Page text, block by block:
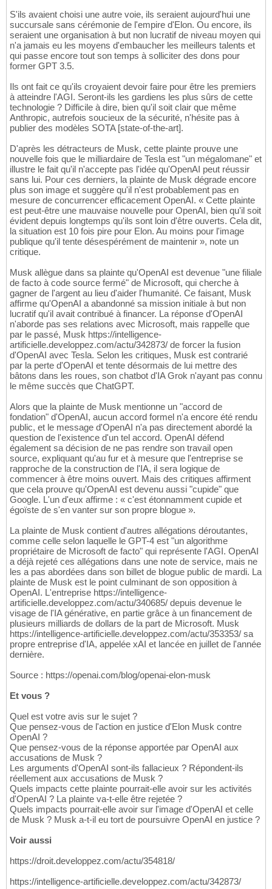
S'ils avaient choisi une autre voie, ils seraient aujourd'hui une
succursale sans cérémonie de l'empire d'Elon. Ou encore, ils
seraient une organisation à but non lucratif de niveau moyen qui
n'a jamais eu les moyens d'embaucher les meilleurs talents et
qui passe encore tout son temps à solliciter des dons pour
former GPT 3.5.
Ils ont fait ce qu'ils croyaient devoir faire pour être les premiers
à atteindre l'AGI. Seront-ils les gardiens les plus sûrs de cette
technologie ? Difficile à dire, bien qu'il soit clair que même
Anthropic, autrefois soucieux de la sécurité, n'hésite pas à
publier des modèles SOTA [state-of-the-art].
D'après les détracteurs de Musk, cette plainte prouve une
nouvelle fois que le milliardaire de Tesla est "un mégalomane" et
illustre le fait qu'il n'accepte pas l'idée qu'OpenAI peut réussir
sans lui. Pour ces derniers, la plainte de Musk dégrade encore
plus son image et suggère qu'il n'est probablement pas en
mesure de concurrencer efficacement OpenAI. « Cette plainte
est peut-être une mauvaise nouvelle pour OpenAI, bien qu'il soit
évident depuis longtemps qu'ils sont loin d'être ouverts. Cela dit,
la situation est 10 fois pire pour Elon. Au moins pour l'image
publique qu'il tente désespérément de maintenir », note un
critique.
Musk allègue dans sa plainte qu'OpenAI est devenue "une filiale
de facto à code source fermé" de Microsoft, qui cherche à
gagner de l'argent au lieu d'aider l'humanité. Ce faisant, Musk
affirme qu'OpenAI a abandonné sa mission initiale à but non
lucratif qu'il avait contribué à financer. La réponse d'OpenAI
n'aborde pas ses relations avec Microsoft, mais rappelle que
par le passé, Musk https://intelligence-
artificielle.developpez.com/actu/342873/ de forcer la fusion
d'OpenAI avec Tesla. Selon les critiques, Musk est contrarié
par la perte d'OpenAI et tente désormais de lui mettre des
bâtons dans les roues, son chatbot d'IA Grok n'ayant pas connu
le même succès que ChatGPT.
Alors que la plainte de Musk mentionne un "accord de
fondation" d'OpenAI, aucun accord formel n'a encore été rendu
public, et le message d'OpenAI n'a pas directement abordé la
question de l'existence d'un tel accord. OpenAI défend
également sa décision de ne pas rendre son travail open
source, expliquant qu'au fur et à mesure que l'entreprise se
rapproche de la construction de l'IA, il sera logique de
commencer à être moins ouvert. Mais des critiques affirment
que cela prouve qu'OpenAI est devenu aussi "cupide" que
Google. L'un d'eux affirme : « c'est étonnamment cupide et
égoïste de s'en vanter sur son propre blogue ».
La plainte de Musk contient d'autres allégations déroutantes,
comme celle selon laquelle le GPT-4 est "un algorithme
propriétaire de Microsoft de facto" qui représente l'AGI. OpenAI
a déjà rejeté ces allégations dans une note de service, mais ne
les a pas abordées dans son billet de blogue public de mardi. La
plainte de Musk est le point culminant de son opposition à
OpenAI. L'entreprise https://intelligence-
artificielle.developpez.com/actu/340685/ depuis devenue le
visage de l'IA générative, en partie grâce à un financement de
plusieurs milliards de dollars de la part de Microsoft. Musk
https://intelligence-artificielle.developpez.com/actu/353353/ sa
propre entreprise d'IA, appelée xAI et lancée en juillet de l'année
dernière.
Source : https://openai.com/blog/openai-elon-musk
Et vous ?
Quel est votre avis sur le sujet ?
Que pensez-vous de l'action en justice d'Elon Musk contre
OpenAI ?
Que pensez-vous de la réponse apportée par OpenAI aux
accusations de Musk ?
Les arguments d'OpenAI sont-ils fallacieux ? Répondent-ils
réellement aux accusations de Musk ?
Quels impacts cette plainte pourrait-elle avoir sur les activités
d'OpenAI ? La plainte va-t-elle être rejetée ?
Quels impacts pourrait-elle avoir sur l'image d'OpenAI et celle
de Musk ? Musk a-t-il eu tort de poursuivre OpenAI en justice ?
Voir aussi
https://droit.developpez.com/actu/354818/
https://intelligence-artificielle.developpez.com/actu/342873/